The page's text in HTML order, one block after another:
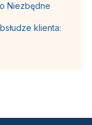
Niezbędne
klienta: